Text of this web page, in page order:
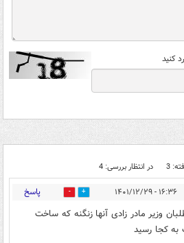
کنید
3 در انتظار بررسی: 4
۱۶:۳۶ - ۱۴۰۱/۱۲/۲۹ 4 پاسخ
وزیر مادر زادی آنها زنگنه که ساخت
به کجا رسید